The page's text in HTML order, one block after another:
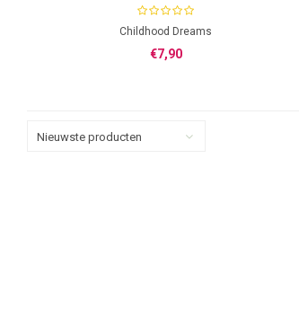
Childhood Dreams
Synergie blend van 100% zuivere essentiele
€7,90
Nieuwste producten